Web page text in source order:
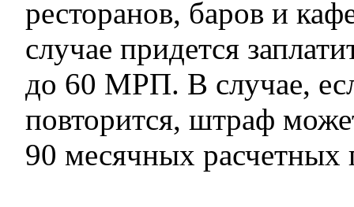
ресторанов, баров и
случае придется
до 60 МРП. В случае,
повторится, штраф
90 месячных расчетных